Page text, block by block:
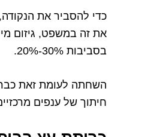
כדי להסביר את
את זה במשפט, גיזום
בסביבות 30%-20%.
השחתה לעומת זאת כבר
חיתוך של ענפים